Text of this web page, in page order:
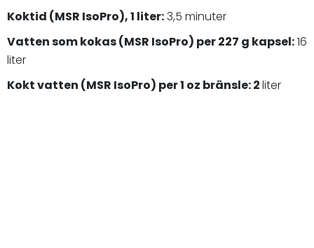
Koktid (MSR IsoPro), 1 liter:3,5 minuter
Vatten som kokas (MSR IsoPro) per 227 g kapsel:16
liter
Kokt vatten (MSR IsoPro) per 1 oz bränsle:2liter